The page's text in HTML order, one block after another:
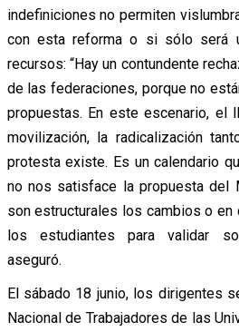
indefiniciones no permiten
con esta reforma o si sólo será
recursos: “Hay un contundente
de las federaciones, porque no
propuestas. En este escenario, el
movilización, la radicalización
protesta existe. Es un calendario
no nos satisface la propuesta del
son estructurales los cambios o en
los estudiantes para validar
aseguró.
El sábado 18 junio, los dirigentes
Nacional de Trabajadores de las